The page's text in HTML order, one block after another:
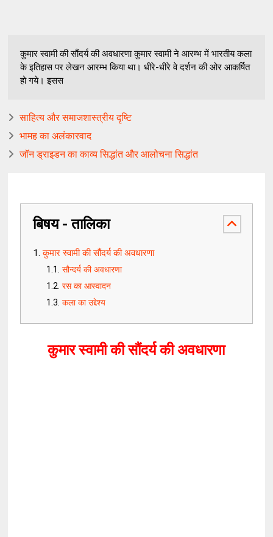
कुमार स्वामी की सौंदर्य की अवधारणा कुमार स्वामी ने आरम्भ में भारतीय कला
के इतिहास पर लेखन आरम्भ किया था। धीरे-धीरे वे दर्शन की ओर आकर्षित
हो गये। इसस
साहित्य और समाजशास्त्रीय दृष्टि
भामह का अलंकारवाद
जॉन ड्राइडन का काव्य सिद्धांत और आलोचना सिद्धांत
बिषय - तालिका
कुमार स्वामी की सौंदर्य की अवधारणा
सौन्दर्य की अवधारणा
रस का आस्वादन
कला का उद्देश्य
कुमार स्वामी की सौंदर्य की अवधारणा